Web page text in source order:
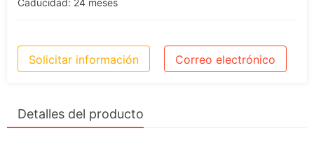
Caducidad: 24 meses
Solicitar información Correo electrónico
Detalles del producto